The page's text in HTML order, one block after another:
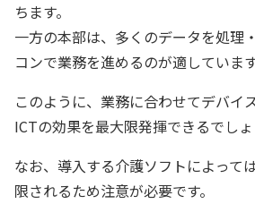
ちます。
一方の本部は、多くのデータを処理
コンで業務を進めるのが適しています
このように、業務に合わせてデバイ
ICTの効果を最大限発揮できるでしょ
なお、導入する介護ソフトによって
限されるため注意が必要です。